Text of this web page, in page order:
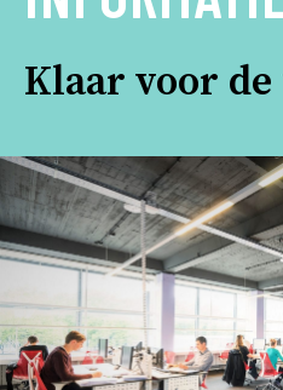
Klaar voor